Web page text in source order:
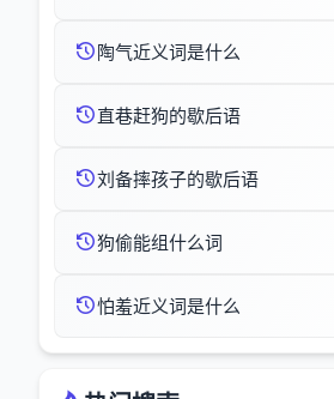
陶气近义词是什么
直巷赶狗的歇后语
刘备摔孩子的歇后语
狗偷能组什么词
怕羞近义词是什么